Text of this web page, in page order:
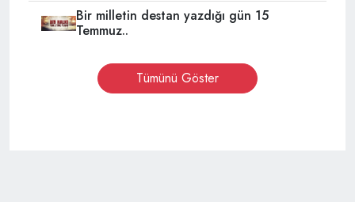
Bir milletin destan yazdığı gün 15
Temmuz..
Tümünü Göster